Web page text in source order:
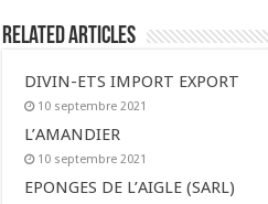
Related Articles
DIVIN-ETS IMPORT EXPORT
10 septembre 2021
L’AMANDIER
10 septembre 2021
EPONGES DE L’AIGLE (SARL)